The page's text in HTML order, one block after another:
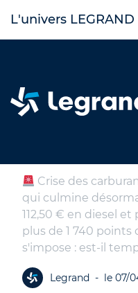
L'univers LEGRAND
Accueil Actualités
Crise des
qui culmine
112,50 € en diesel
plus de 1 740
s'impose : est-il
Legrand - le 07/